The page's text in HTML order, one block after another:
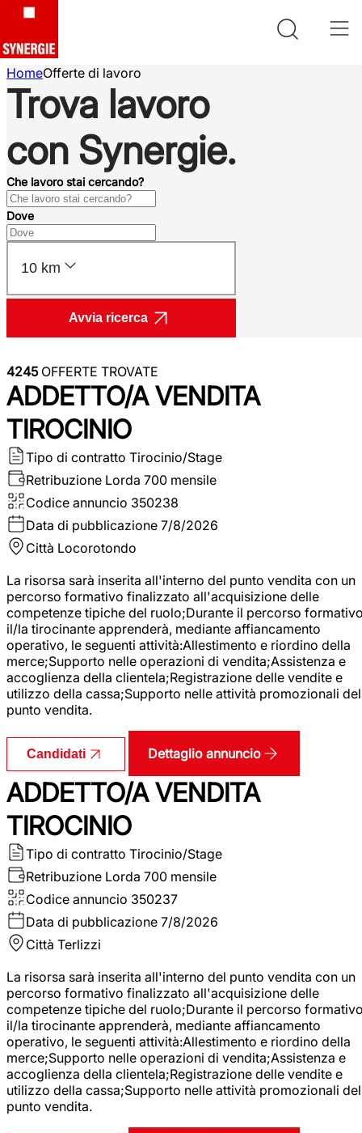
HomeOfferte di lavoro
Trova lavoro
con Synergie.
Che lavoro stai cercando?
Dove
10 km
Avvia ricerca
4245OFFERTE TROVATE
ADDETTO/A VENDITA
TIROCINIO
Tipo di contratto Tirocinio/Stage
Retribuzione Lorda 700 mensile
Codice annuncio 350238
Data di pubblicazione 7/8/2026
Città Locorotondo
La risorsa sarà inserita all'interno del punto vendita con un
percorso formativo finalizzato all'acquisizione delle
competenze tipiche del ruolo;Durante il percorso
il/la tirocinante apprenderà, mediante affiancamento
operativo, le seguenti attività:Allestimento e riordino della
merce;Supporto nelle operazioni di vendita;Assistenza e
accoglienza della clientela;Registrazione delle vendite e
utilizzo della cassa;Supporto nelle attività promozionali del
punto vendita.
Candidati Dettaglio annuncio
ADDETTO/A VENDITA
TIROCINIO
Tipo di contratto Tirocinio/Stage
Retribuzione Lorda 700 mensile
Codice annuncio 350237
Data di pubblicazione 7/8/2026
Città Terlizzi
La risorsa sarà inserita all'interno del punto vendita con un
percorso formativo finalizzato all'acquisizione delle
competenze tipiche del ruolo;Durante il percorso
il/la tirocinante apprenderà, mediante affiancamento
operativo, le seguenti attività:Allestimento e riordino della
merce;Supporto nelle operazioni di vendita;Assistenza e
accoglienza della clientela;Registrazione delle vendite e
utilizzo della cassa;Supporto nelle attività promozionali del
punto vendita.